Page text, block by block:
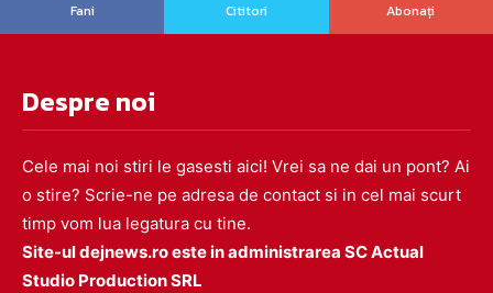
Fani
Cititori
Abonați
Despre noi
Cele mai noi stiri le gasesti aici! Vrei sa ne dai un pont? Ai
o stire? Scrie-ne pe adresa de contact si in cel mai scurt
timp vom lua legatura cu tine.
Site-ul dejnews.ro este in administrarea SC Actual
Studio Production SRL